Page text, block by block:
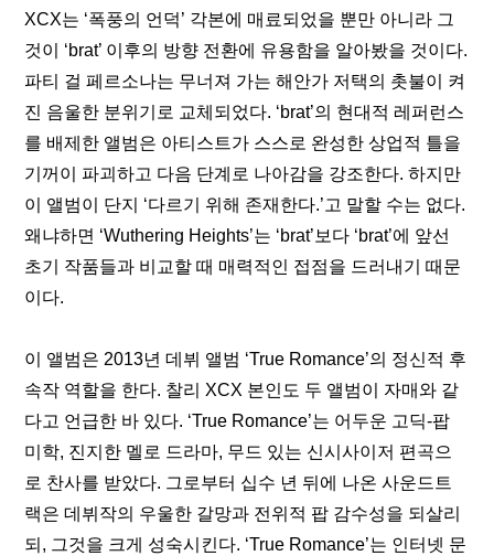
XCX는 ‘폭풍의 언덕’ 각본에 매료되었을 뿐만 아니라 그
것이 ‘brat’ 이후의 방향 전환에 유용함을 알아봤을 것이다.
파티 걸 페르소나는 무너져 가는 해안가 저택의 촛불이 켜
진 음울한 분위기로 교체되었다. ‘brat’의 현대적 레퍼런스
를 배제한 앨범은 아티스트가 스스로 완성한 상업적 틀을
기꺼이 파괴하고 다음 단계로 나아감을 강조한다. 하지만
이 앨범이 단지 ‘다르기 위해 존재한다.’고 말할 수는 없다.
왜냐하면 ‘Wuthering Heights’는 ‘brat’보다 ‘brat’에 앞선
초기 작품들과 비교할 때 매력적인 접점을 드러내기 때문
이다.
이 앨범은 2013년 데뷔 앨범 ‘True Romance’의 정신적 후
속작 역할을 한다. 찰리 XCX 본인도 두 앨범이 자매와 같
다고 언급한 바 있다. ‘True Romance’는 어두운 고딕-팝
미학, 진지한 멜로 드라마, 무드 있는 신시사이저 편곡으
로 찬사를 받았다. 그로부터 십수 년 뒤에 나온 사운드트
랙은 데뷔작의 우울한 갈망과 전위적 팝 감수성을 되살리
되, 그것을 크게 성숙시킨다. ‘True Romance’는 인터넷 문